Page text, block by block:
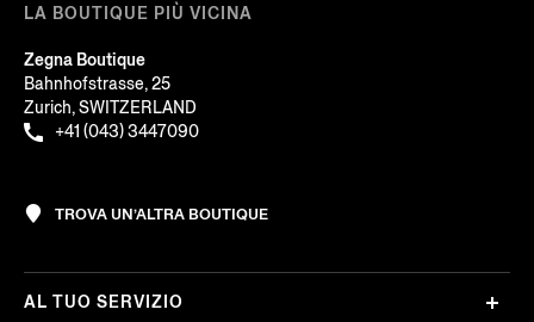
LA BOUTIQUE PIÙ VICINA
Zegna Boutique
Bahnhofstrasse, 25
Zurich, SWITZERLAND
+41 (043) 3447090
TROVA UN’ALTRA BOUTIQUE
AL TUO SERVIZIO